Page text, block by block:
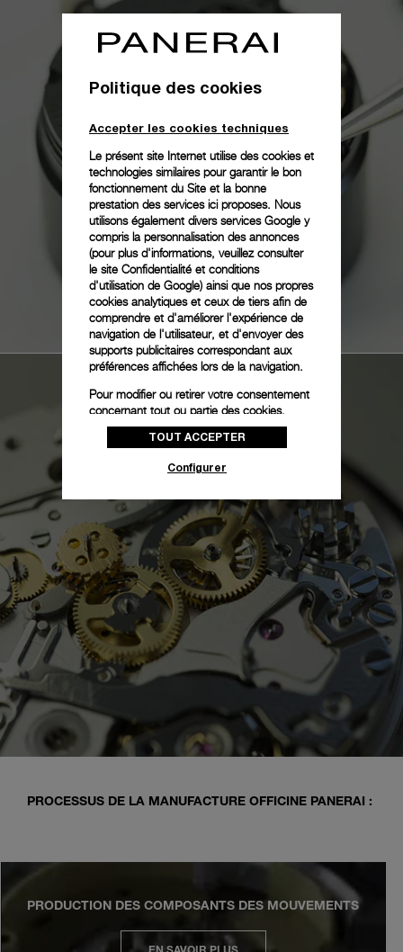
PROCESSUS DE LA MANUFACTURE OFFICINE PANERAI :
PRODUCTION DES COMPOSANTS DES MOUVEMENTS
Politique des cookies
Accepter les cookies techniques
Le présent site Internet utilise des cookies et
technologies similaires pour garantir le bon
fonctionnement du Site et la bonne
prestation des services ici proposes. Nous
utilisons également divers services Google y
compris la personnalisation des annonces
(pour plus d'informations, veuillez consulter
le site Confidentialité et conditions
d'utilisation de Google) ainsi que nos propres
cookies analytiques et ceux de tiers afin de
comprendre et d'améliorer l'expérience de
navigation de l'utilisateur, et d'envoyer des
supports publicitaires correspondant aux
préférences affichées lors de la navigation.
Pour modifier ou retirer votre consentement
concernant tout ou partie des cookies,
cliquez sur « Configurer » ou consultez notre
politique des cookiespour obtenir plus
donnez votre consentement pour l’utilisation
des cookies susmentionnés
En cliquant sur « Tout refuser », vous
donnez votre consentement uniquement
pour l’utilisation des cookies techniques.
TOUT ACCEPTER
Configurer